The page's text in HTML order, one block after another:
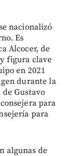
nacionalizó
Es
Alcocer, de
figura clave
en 2021
durante la
Gustavo
para
para
algunas de